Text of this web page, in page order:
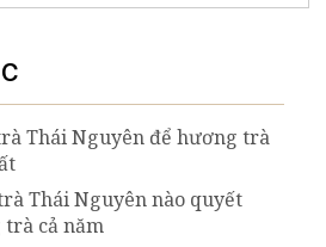
Thái Nguyên để hương trà
Thái Nguyên nào quyết
cả năm